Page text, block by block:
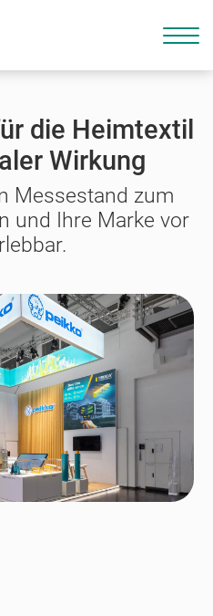
die Heimtextil
Wirkung
Messestand zum
und Ihre Marke vor